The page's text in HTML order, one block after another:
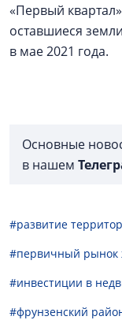
«Первый
оставшиеся
в мае 2021 года.
Основные
в нашем
#развитие
#первичный рынок
#инвестиции в
#фрунзенский